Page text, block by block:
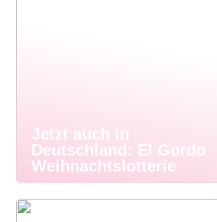
Jetzt auch in
Deutschland: El Gordo
Weihnachtslotterie